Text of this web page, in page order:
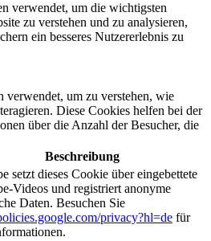
verwendet, um die wichtigsten
zu verstehen und zu analysieren,
ein besseres Nutzererlebnis zu
verwendet, um zu verstehen, wie
Diese Cookies helfen bei der
über die Anzahl der Besucher, die
Beschreibung
setzt dieses Cookie über eingebettete
Videos und registriert anonyme
Daten. Besuchen Sie
privacy?hl=de für